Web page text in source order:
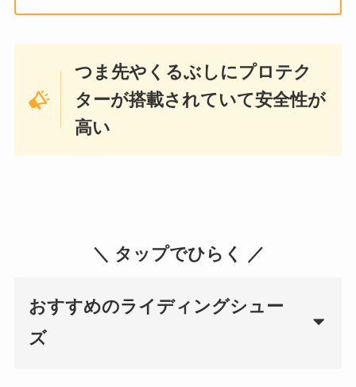
つま先やくるぶしにプロテク
ターが搭載されていて安全性が
高い
＼ タップでひらく ／
おすすめのライディングシュー
ズ